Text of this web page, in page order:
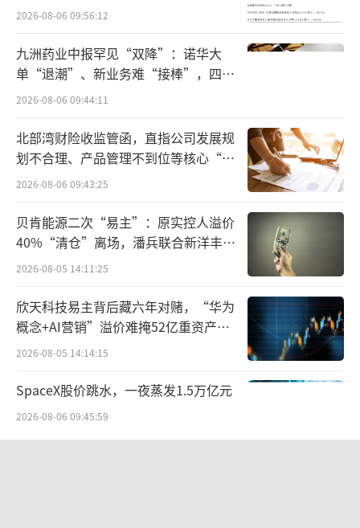
跨界纯属蹭热点闹剧
2026-08-06 09:56:12
九洲药业中报罕见“双降”：诺华大
单“退潮”、新业务难“接棒”，四大
难关待闯
2026-08-06 09:44:11
北部湾财险收监管函，直指公司发展规
划不合理、产品管理不到位等核心“痛
点”
2026-08-06 09:43:25
贝肯能源二次“易主”：原实控人溢价
40%“清仓”离场，潘兵联合新洋丰、
宏科百世拟入主
2026-08-05 14:11:25
欣天科技易主背后藏六年对赌，“华为
概念+AI营销”溢价难掩52亿重资产考
验
2026-08-05 14:14:15
SpaceX股价跳水，一夜蒸发1.5万亿元
2026-08-06 09:45:59